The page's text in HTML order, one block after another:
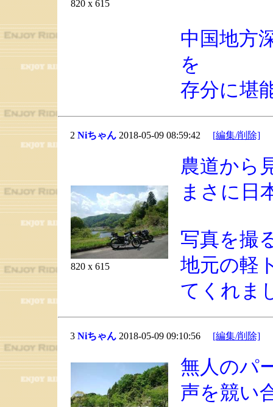
820 x 615
中国地方
を
存分に堪
2 Niちゃん2018-05-09 08:59:42 [編集/削除]
820 x 615
農道から
まさに日
写真を撮
地元の軽
てくれま
3 Niちゃん2018-05-09 09:10:56 [編集/削除]
無人のパ
声を競い